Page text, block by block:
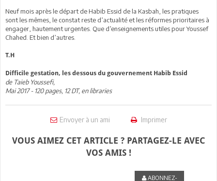
Neuf mois après le départ de Habib Essid de la Kasbah, les pratiques
sont les mêmes, le constat reste d’actualité et les réformes prioritaires à
engager, hautement urgentes. Que d’enseignements utiles pour Youssef
Chahed. Et bien d’autres.
T.H
Difficile gestation, les dessous du gouvernement Habib Essid
de Taieb Youssefi,
Mai 2017 - 120 pages, 12 DT, en libraries
Envoyer à un ami Imprimer
VOUS AIMEZ CET ARTICLE ? PARTAGEZ-LE AVEC
VOS AMIS !
ABONNEZ-